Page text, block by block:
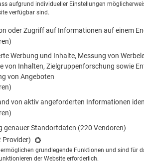
aufgrund individueller Einstellungen
verfügbar sind.
oder Zugriff auf Informationen auf einem
Werbung und Inhalte, Messung von
von Inhalten, Zielgruppenforschung sowie
von Angeboten
von aktiv angeforderten Informationen
genauer Standortdaten (220 Vendoren)
Provider)
ermöglichen grundlegende Funktionen und sind für
der Website erforderlich.